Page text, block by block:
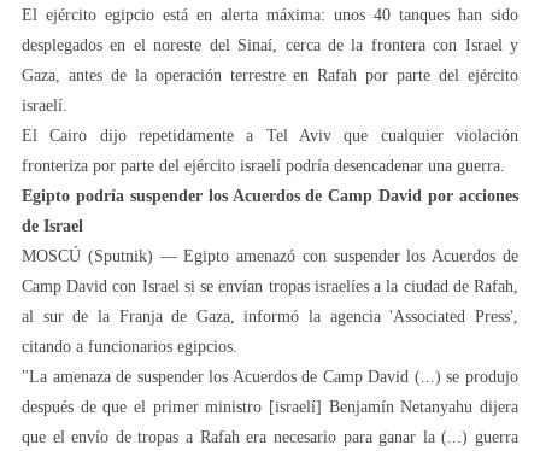
El ejército egipcio está en alerta máxima: unos 40 tanques han sido
desplegados en el noreste del Sinaí, cerca de la frontera con Israel y
Gaza, antes de la operación terrestre en Rafah por parte del ejército
israelí.
El Cairo dijo repetidamente a Tel Aviv que cualquier violación
fronteriza por parte del ejército israelí podría desencadenar una guerra.
Egipto podría suspender los Acuerdos de Camp David por acciones
de Israel
MOSCÚ (Sputnik) — Egipto amenazó con suspender los Acuerdos de
Camp David con Israel si se envían tropas israelíes a la ciudad de Rafah,
al sur de la Franja de Gaza, informó la agencia 'Associated Press',
citando a funcionarios egipcios.
"La amenaza de suspender los Acuerdos de Camp David (...) se produjo
después de que el primer ministro [israelí] Benjamín Netanyahu dijera
que el envío de tropas a Rafah era necesario para ganar la (...) guerra